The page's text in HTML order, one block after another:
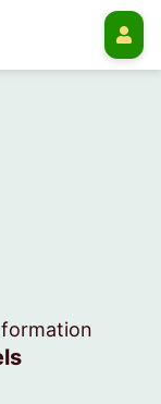
formation